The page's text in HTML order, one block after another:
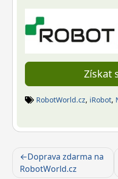
Získat
RobotWorld.cz, iRobot,
Navigace
pro
Doprava zdarma na
RobotWorld.cz